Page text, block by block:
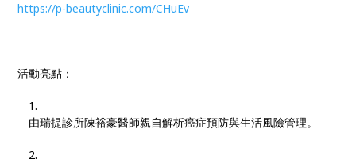
https://p-beautyclinic.com/CHuEv
活動亮點：
由瑞提診所陳裕豪醫師親自解析癌症預防與生活風險管理。